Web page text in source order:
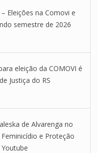
Eleições na Comovi e
semestre de 2026
eleição da COMOVI é
Justiça do RS
de Alvarenga no
e Proteção